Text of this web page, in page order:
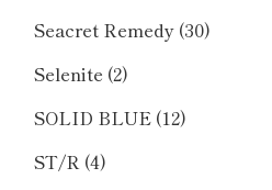
Seacret Remedy (30)
Selenite (2)
SOLID BLUE (12)
ST/R (4)